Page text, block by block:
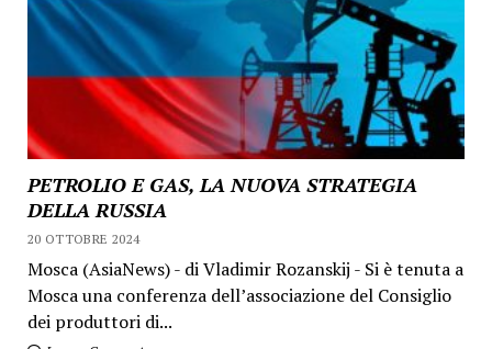
PETROLIO E GAS, LA NUOVA STRATEGIA
DELLA RUSSIA
20 OTTOBRE 2024
Mosca (AsiaNews) - di Vladimir Rozanskij - Si è tenuta a
Mosca una conferenza dell’associazione del Consiglio
dei produttori di...